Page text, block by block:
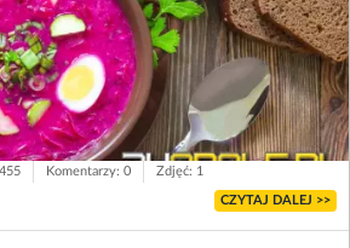
Komentarzy: 0 Zdjęć: 1
CZYTAJ DALEJ >>